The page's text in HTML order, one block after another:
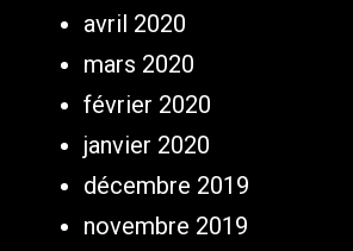
avril 2020
mars 2020
février 2020
janvier 2020
décembre 2019
novembre 2019